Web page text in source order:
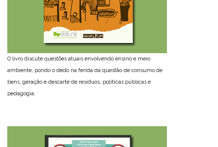
O livro discute questões atuais envolvendo ensino e meio
ambiente, pondo o dedo na ferida da questão de consumo de
bens, geração e descarte de resíduos, políticas públicas e
pedagogia.